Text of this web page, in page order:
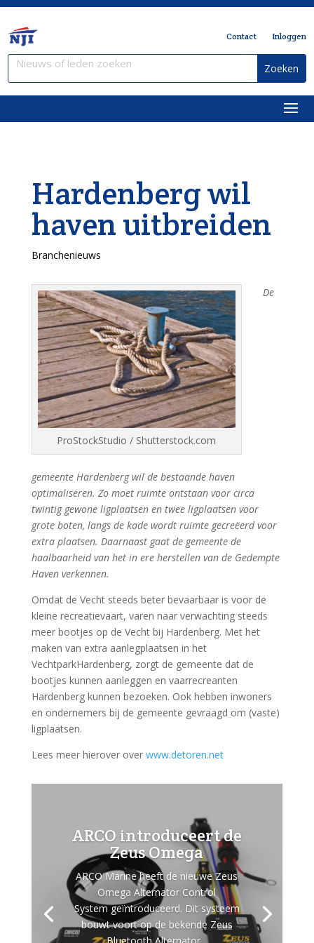
Contact Inloggen
Hardenberg wil
haven uitbreiden
Branchenieuws
ProStockStudio / Shutterstock.com
De
gemeente Hardenberg wil de bestaande haven
optimaliseren. Zo moet ruimte ontstaan voor circa
twintig gewone ligplaatsen en twee ligplaatsen voor
grote boten, langs de kade wordt ruimte gecreëerd voor
extra plaatsen. Daarnaast gaat de gemeente de
haalbaarheid van het in ere herstellen van de Gedempte
Haven verkennen.
Omdat de Vecht steeds beter bevaarbaar is voor de
kleine recreatievaart, varen naar verwachting steeds
meer bootjes op de Vecht bij Hardenberg. Met het
maken van extra aanlegplaatsen in het
VechtparkHardenberg, zorgt de gemeente dat de
bootjes kunnen aanleggen en vaarrecreanten
Hardenberg kunnen bezoeken. Ook hebben inwoners
en ondernemers bij de gemeente gevraagd om (vaste)
ligplaatsen.
Lees meer hierover over www.detoren.net
ARCO introduceert de
Zeus Omega
ARCO Marine heeft de nieuwe Zeus
Omega Alternator Control
System geïntroduceerd. Dit systeem
bouwt voort op de bekende Zeus